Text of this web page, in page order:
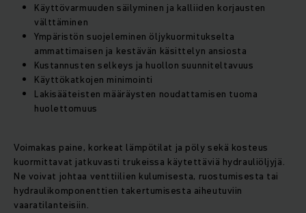
Käyttövarmuuden säilyminen ja kalliiden korjausten
välttäminen
Ympäristön suojeleminen öljykuormitukselta
ammattimaisen ja kestävän käsittelyn ansiosta
Kustannusten selkeys ja huollon suunniteltavuus
Käyttökatkojen minimointi
Lakisääteisten määräysten noudattamisen tuoma
huolettomuus
Voimakas paine, korkeat lämpötilat ja pöly sekä kosteus
kuormittavat jatkuvasti trukeissa käytettäviä hydrauliöljyjä.
Ne voivat johtaa venttiilien kulumisesta, ruostumisesta tai
hydraulikomponenttien takertumisesta aiheutuviin
vaaratilanteisiin.